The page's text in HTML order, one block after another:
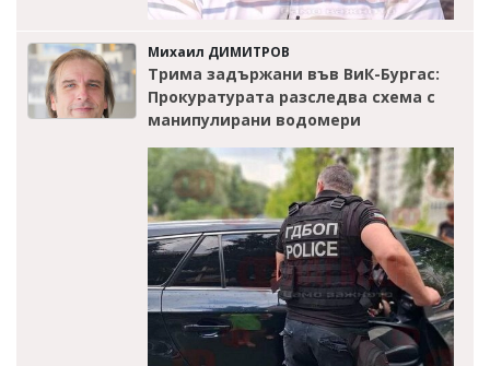
Михаил ДИМИТРОВ
Трима задържани във ВиК-Бургас:
Прокуратурата разследва схема с
манипулирани водомери